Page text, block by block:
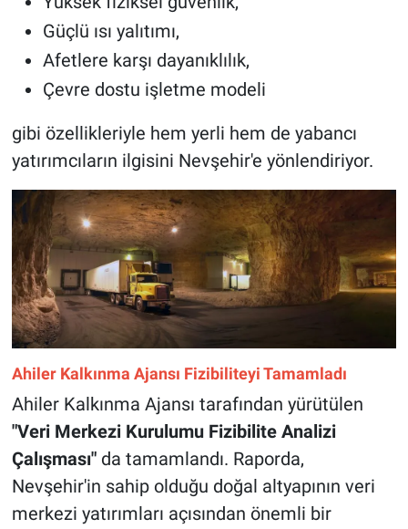
Güçlü ısı yalıtımı,
Afetlere karşı dayanıklılık,
Çevre dostu işletme modeli
gibi özellikleriyle hem yerli hem de yabancı
yatırımcıların ilgisini Nevşehir'e yönlendiriyor.
Ahiler Kalkınma Ajansı Fizibiliteyi Tamamladı
Ahiler Kalkınma Ajansı tarafından yürütülen
"Veri Merkezi Kurulumu Fizibilite Analizi
Çalışması"da tamamlandı. Raporda,
Nevşehir'in sahip olduğu doğal altyapının veri
merkezi yatırımları açısından önemli bir